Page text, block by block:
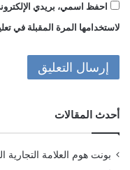
احفظ اسمي، بريدي
لاستخدامها المرة المقبلة في
أحدث المقالات
بونت هوم العلامة